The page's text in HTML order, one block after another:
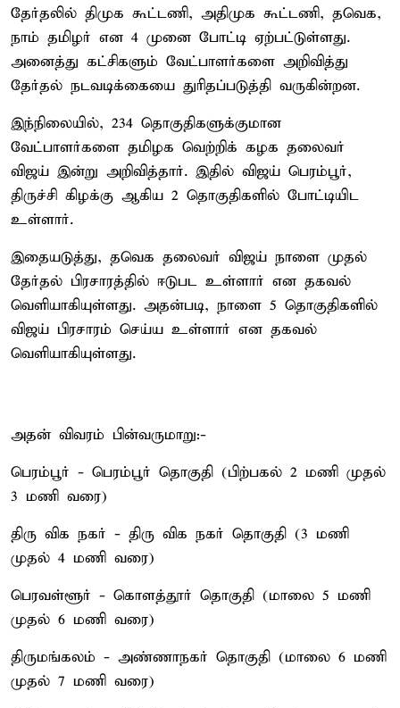
தேர்தலில் திமுக கூட்டணி, அதிமுக கூட்டணி, தவெக,
நாம் தமிழர் என 4 முனை போட்டி ஏற்பட்டுள்ளது.
அனைத்து கட்சிகளும் வேட்பாளர்களை அறிவித்து
தேர்தல் நடவடிக்கையை துரிதப்படுத்தி வருகின்றன.
இந்நிலையில், 234 தொகுதிகளுக்குமான
வேட்பாளர்களை தமிழக வெற்றிக் கழக தலைவர்
விஜய் இன்று அறிவித்தார். இதில் விஜய் பெரம்பூர்,
திருச்சி கிழக்கு ஆகிய 2 தொகுதிகளில் போட்டியிட
உள்ளார்.
இதையடுத்து, தவெக தலைவர் விஜய் நாளை முதல்
தேர்தல் பிரசாரத்தில் ஈடுபட உள்ளார் என தகவல்
வெளியாகியுள்ளது. அதன்படி, நாளை 5 தொகுதிகளில்
விஜய் பிரசாரம் செய்ய உள்ளார் என தகவல்
வெளியாகியுள்ளது.
அதன் விவரம் பின்வருமாறு:-
பெரம்பூர் - பெரம்பூர் தொகுதி (பிற்பகல் 2 மணி முதல்
3 மணி வரை)
திரு விக நகர் - திரு விக நகர் தொகுதி (3 மணி
முதல் 4 மணி வரை)
பெரவள்ளூர் - கொளத்தூர் தொகுதி (மாலை 5 மணி
முதல் 6 மணி வரை)
திருமங்கலம் - அண்ணாநகர் தொகுதி (மாலை 6 மணி
முதல் 7 மணி வரை)